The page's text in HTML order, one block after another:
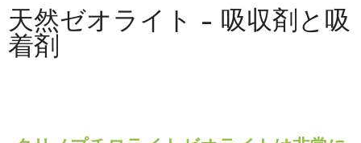
天然ゼオライト - 吸収剤と吸
着剤